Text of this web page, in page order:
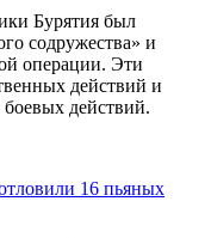
Бурятия был
содружества» и
операции. Эти
действий и
действий.
16 пьяных